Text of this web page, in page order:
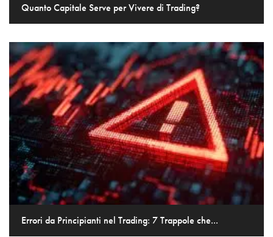
Quanto Capitale Serve per Vivere di Trading?
Errori da Principianti nel Trading: 7 Trappole che...